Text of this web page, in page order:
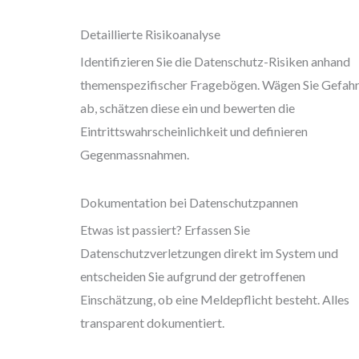
Detaillierte Risikoanalyse
Identifizieren Sie die Datenschutz-Risiken anhand
themenspezifischer Fragebögen. Wägen Sie
ab, schätzen diese ein und bewerten die
Eintrittswahrscheinlichkeit und definieren
Gegenmassnahmen.
Dokumentation bei Datenschutzpannen
Etwas ist passiert? Erfassen Sie
Datenschutzverletzungen direkt im System und
entscheiden Sie aufgrund der getroffenen
Einschätzung, ob eine Meldepflicht besteht. Alles
transparent dokumentiert.